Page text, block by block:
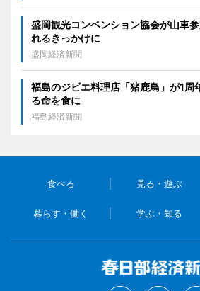
盛岡観光コンベンション協会が山車
れるきっかけに
盛岡経済新聞
福島のジビエ料理店「猪鹿鳥」が1
る命を食に
福島経済新聞
食べる 見る・遊ぶ
暮らす・働く 学ぶ・知る